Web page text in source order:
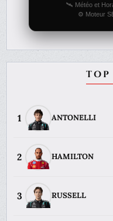
🛰️ Météo et
⚙️ Moteur
TOP
1 ANTONELLI
2 HAMILTON
3 RUSSELL